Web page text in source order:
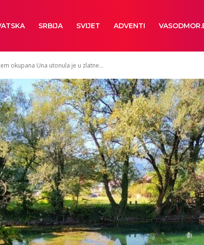
SRBIJA SVIJET ADVENTI
okupana Una utonula je u zlatne...